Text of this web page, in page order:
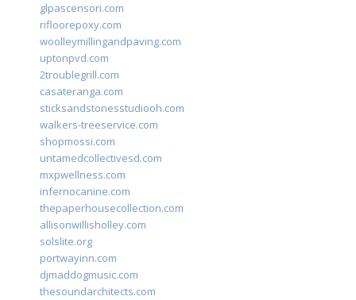
glpascensori.com
rifloorepoxy.com
woolleymillingandpaving.com
uptonpvd.com
2troublegrill.com
casateranga.com
sticksandstonesstudiooh.com
walkers-treeservice.com
shopmossi.com
untamedcollectivesd.com
mxpwellness.com
infernocanine.com
thepaperhousecollection.com
allisonwillisholley.com
solslite.org
portwayinn.com
djmaddogmusic.com
thesoundarchitects.com